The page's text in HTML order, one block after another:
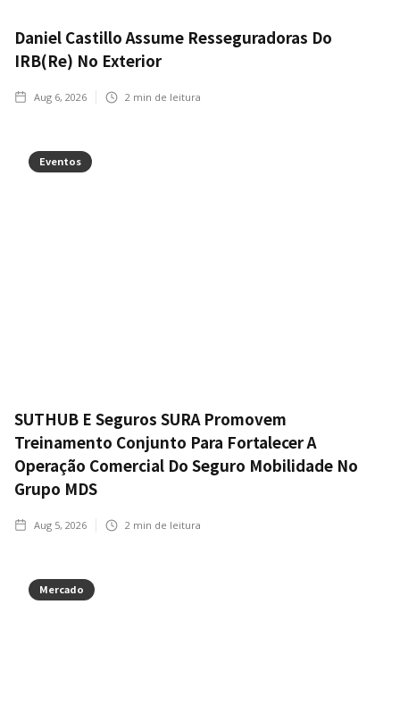
Daniel Castillo Assume Resseguradoras Do
IRB(Re) No Exterior
Aug 6, 2026 2 min de leitura
Eventos
SUTHUB E Seguros SURA Promovem
Treinamento Conjunto Para Fortalecer A
Operação Comercial Do Seguro Mobilidade No
Grupo MDS
Aug 5, 2026 2 min de leitura
Mercado